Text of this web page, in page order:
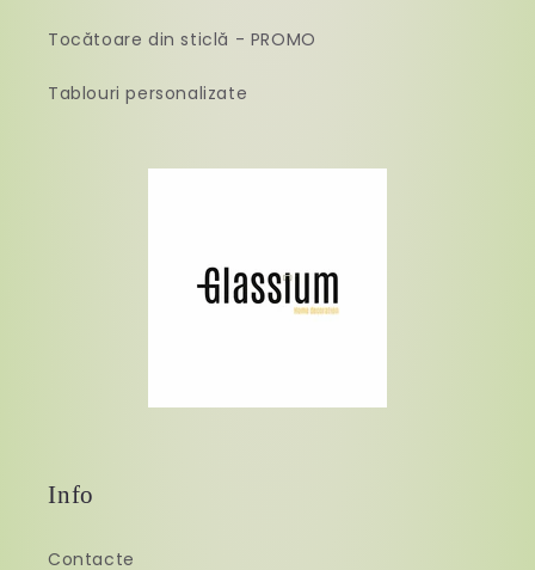
Tocătoare din sticlă - PROMO
Tablouri personalizate
Info
Contacte